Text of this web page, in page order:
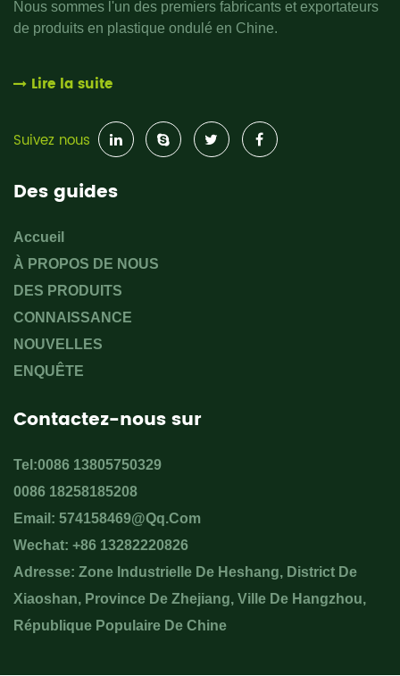
Nous sommes l'un des premiers fabricants et exportateurs
de produits en plastique ondulé en Chine.
Lire la suite
Suivez nous
Des guides
Accueil
À PROPOS DE NOUS
DES PRODUITS
CONNAISSANCE
NOUVELLES
ENQUÊTE
Contactez-nous sur
Tel:0086 13805750329
0086 18258185208
Email: 574158469@qq.com
Wechat: +86 13282220826
Adresse: Zone Industrielle De Heshang, District De
Xiaoshan, Province De Zhejiang, Ville De Hangzhou,
République Populaire De Chine